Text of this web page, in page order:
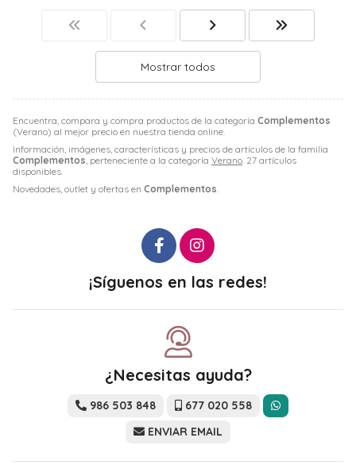
Encuentra, compara y compra productos de la categoría Complementos
(Verano) al mejor precio en nuestra tienda online.
Información, imágenes, características y precios de artículos de la familia
Complementos , perteneciente a la categoría Verano . 27 artículos
disponibles.
Novedades, outlet y ofertas en Complementos
Mostrar todos
¡Síguenos en las redes!
¿Necesitas ayuda?
986 503 848
677 020 558
ENVIAR EMAIL